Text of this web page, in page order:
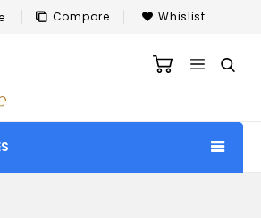
Compare Whislist